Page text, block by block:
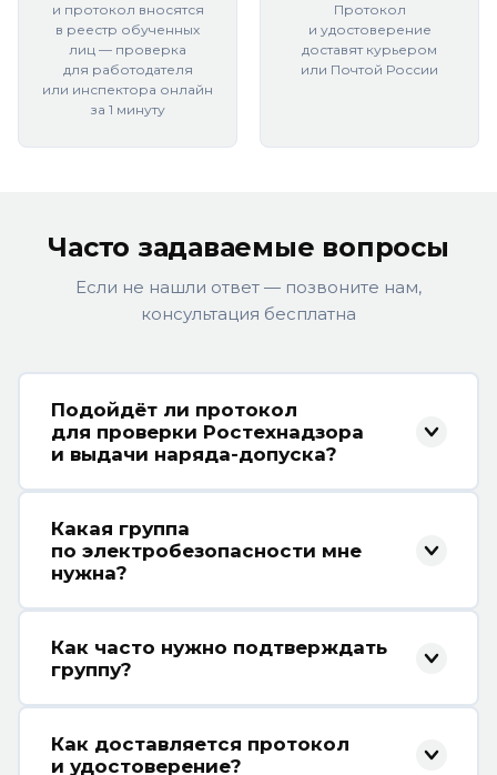
и протокол вносятся
в реестр обученных
лиц — проверка
для работодателя
или инспектора онлайн
за 1 минуту
Протокол
и удостоверение
доставят курьером
или Почтой России
Часто задаваемые вопросы
Если не нашли ответ — позвоните нам,
консультация бесплатна
Подойдёт ли протокол
для проверки Ростехнадзора
и выдачи наряда-допуска?
оформляется по форме, утверждённой
Приказом Минтруда № 903н (Правила
по охране труда при эксплуатации
электроустановок) и Правилами
технической эксплуатации
электроустановок потребителей (ПТЭЭП,
является основанием для выдачи наряда-
Какая группа
по электробезопасности мне
нужна?
персонала (сварщики, операторы
оборудования с электроприводом).
III группа— для электротехнического
персонала до 1000 В (электромонтёры,
начинающие).IV группа
Как часто нужно подтверждать
группу?
№ 903н): для электротехнического
Как доставляется протокол
и удостоверение?